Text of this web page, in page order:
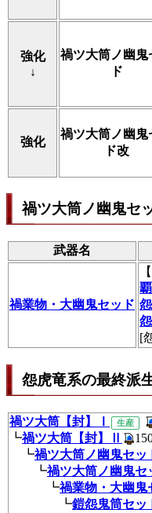
強化
↓
禍ツ大筒ノ幽鬼
ド
強化
禍ツ大筒ノ幽鬼
ド改
禍ツ大筒ノ幽鬼セ
武器名
禍業物・大幽鬼セッド
【
[
怨虎竜系の最終派
禍ツ大筒【封】Ⅰ 生産
┗禍ツ大筒【封】Ⅱ
┗禍ツ大筒ノ幽鬼セッ
┗禍ツ大筒ノ幽鬼セ
┗禍業物・大幽鬼
┗鎧怨鬼筒セッ